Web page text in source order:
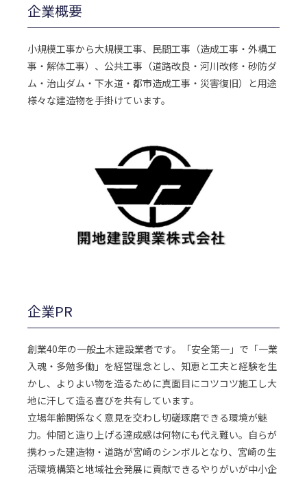
企業概要
小規模工事から大規模工事、民間工事（造成工事・外構工
事・解体工事）、公共工事（道路改良・河川改修・砂防ダ
ム・治山ダム・下水道・都市造成工事・災害復旧）と用途
様々な建造物を手掛けています。
企業PR
創業40年の一般土木建設業者です。「安全第一」で「一業
入魂・多勉多働」を経営理念とし、知恵と工夫と経験を生
かし、よりよい物を造るために真面目にコツコツ施工し大
地に汗して造る喜びを共有しています。
立場年齢関係なく意見を交わし切磋琢磨できる環境が魅
力。仲間と造り上げる達成感は何物にも代え難い。自らが
携わった建造物・道路が宮崎のシンボルとなり、宮崎の生
活環境構築と地域社会発展に貢献できるやりがいが中小企